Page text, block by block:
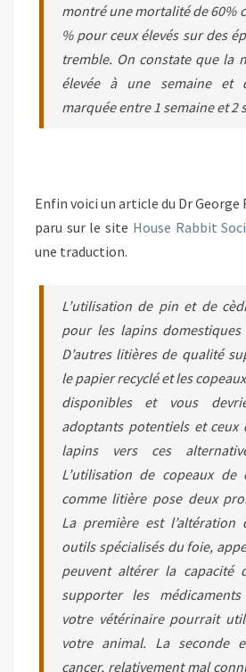
montré une mortalité de 60%
% pour ceux élevés sur des
tremble. On constate que la
élevée à une semaine et
marquée entre 1 semaine et 2
Enfin voici un article du Dr
paru sur le site House Rabbit
une traduction.
L’utilisation de pin et de
pour les lapins
D’autres litières de qualité
le papier recyclé et les
disponibles et vous
adoptants potentiels et
lapins vers ces
L’utilisation de copeaux
comme litière pose deux
La première est l’altération
outils spécialisés du foie,
peuvent altérer la capacité
supporter les
votre vétérinaire pourrait
votre animal. La seconde
cancer, relativement mal